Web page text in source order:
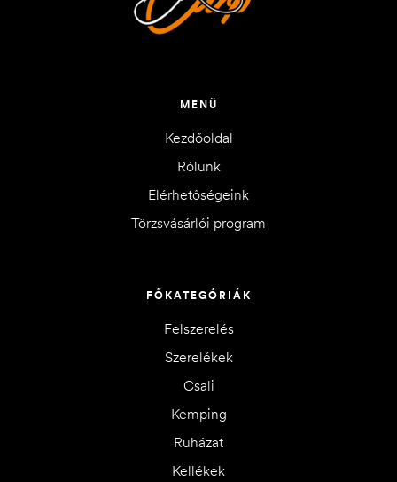
MENÜ
Kezdőoldal
Rólunk
Elérhetőségeink
Törzsvásárlói program
FŐKATEGÓRIÁK
Felszerelés
Szerelékek
Csali
Kemping
Ruházat
Kellékek